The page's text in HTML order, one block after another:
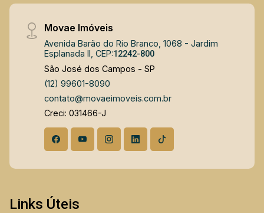
Movae Imóveis
Avenida Barão do Rio Branco, 1068 - Jardim
Esplanada II, CEP:12242-800
São José dos Campos - SP
(12) 99601-8090
contato@movaeimoveis.com.br
Creci: 031466-J
Links Úteis